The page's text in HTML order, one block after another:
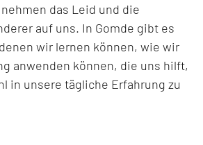
das Leid und die
auf uns. In Gomde gibt es
wir lernen können, wie wir
anwenden können, die uns hilft,
in unsere tägliche Erfahrung zu